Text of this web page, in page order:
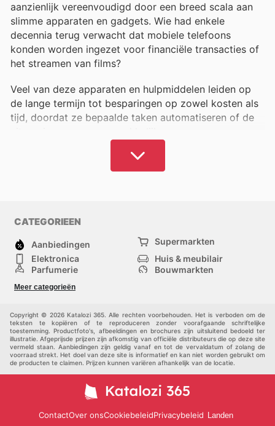
aanzienlijk vereenvoudigd door een breed scala aan
slimme apparaten en gadgets. Wie had enkele
decennia terug verwacht dat mobiele telefoons
konden worden ingezet voor financiële transacties of
het streamen van films?
Veel van deze apparaten en hulpmiddelen leiden op
de lange termijn tot besparingen op zowel kosten als
tijd, doordat ze bepaalde taken automatiseren of de
De aanschaf van een elektronisch apparaat of gadget,
zoals een smartphone, tablet of laptop,
levensduur garanderen.
Dit vereist een zorgvuldige afweging bij de selectie en
aankoop van elk product.
Hoewel topkwaliteit vaak gepaard gaat met een
besparen welkom. Wij presenteren een uitgebreid
assortiment aan aanbiedingen en productgidsen, die u
helpen de voordeligste opties voor de aankoop van
elektronica en apparaten in Nederland te vinden.
Maak gebruik van lopende promoties,
aankopen te optimaliseren en gewenste producten
CATEGORIEEN
Aanbiedingen
Supermarkten
Elektronica
Huis & meubilair
Parfumerie
Bouwmarkten
Kinderen
Meer categorieën
Copyright © 2026 Katalozi 365. Alle rechten voorbehouden. Het is verboden om de
teksten te kopiëren of te reproduceren zonder voorafgaande schriftelijke
toestemming. Productfoto's, afbeeldingen en brochures zijn uitsluitend bedoeld ter
illustratie. Afgeprijsde prijzen zijn afkomstig van officiële distributeurs die op deze site
vermeld staan. Aanbiedingen zijn geldig vanaf en tot de vervaldatum of zolang de
voorraad strekt. Het doel van deze site is informatief en kan niet worden gebruikt om
de producten te claimen. Prijzen kunnen variëren afhankelijk van de locatie.
ContactOver onsCookiebeleidPrivacybeleid Landen